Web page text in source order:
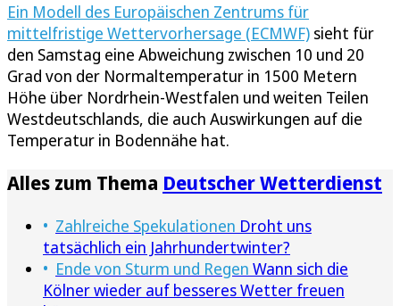
Ein Modell des Europäischen Zentrums für
mittelfristige Wettervorhersage (ECMWF) sieht für
den Samstag eine Abweichung zwischen 10 und 20
Grad von der Normaltemperatur in 1500 Metern
Höhe über Nordrhein-Westfalen und weiten Teilen
Westdeutschlands, die auch Auswirkungen auf die
Temperatur in Bodennähe hat.
Alles zum Thema Deutscher Wetterdienst
Zahlreiche Spekulationen Droht uns
tatsächlich ein Jahrhundertwinter?
Ende von Sturm und Regen Wann sich die
Kölner wieder auf besseres Wetter freuen